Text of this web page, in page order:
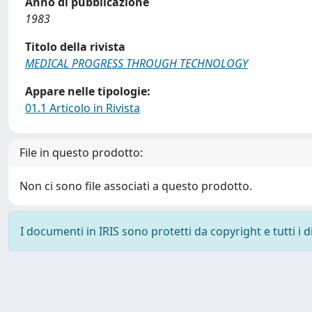
1983
Titolo della rivista
MEDICAL PROGRESS THROUGH TECHNOLOGY
Appare nelle tipologie:
01.1 Articolo in Rivista
File in questo prodotto:
Non ci sono file associati a questo prodotto.
I documenti in IRIS sono protetti da copyright e tutti i